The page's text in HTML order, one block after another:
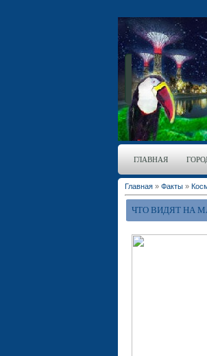
ГЛАВНАЯ
Главная » Факты »
ЧТО ВИДЯТ НА